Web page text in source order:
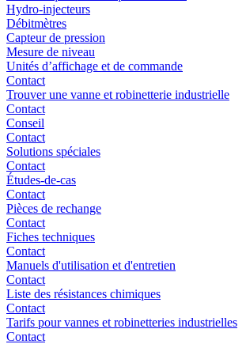
Hydro-injecteurs
Débitmètres
Capteur de pression
Mesure de niveau
Unités d’affichage et de commande
Contact
Trouver une vanne et robinetterie industrielle
Contact
Conseil
Contact
Solutions spéciales
Contact
Études-de-cas
Contact
Pièces de rechange
Contact
Fiches techniques
Contact
Manuels d'utilisation et d'entretien
Contact
Liste des résistances chimiques
Contact
Tarifs pour vannes et robinetteries industrielles
Contact